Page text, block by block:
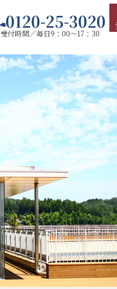
0120-25-3020
受付時間／毎日9：00～17：30